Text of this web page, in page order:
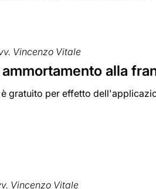
Vincenzo Vitale
alla
gratuito per effetto
Vincenzo Vitale